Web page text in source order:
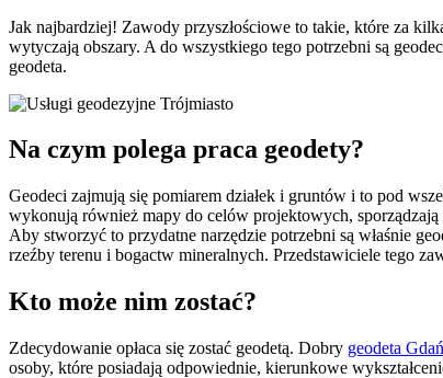
Jak najbardziej! Zawody przyszłościowe to takie, które za
wytyczają obszary. A do wszystkiego tego potrzebni są
geodeta.
Na czym polega praca geodety?
Geodeci zajmują się pomiarem działek i gruntów i to pod
wykonują również mapy do celów projektowych, sporządzają
Aby stworzyć to przydatne narzędzie potrzebni są właśnie
rzeźby terenu i bogactw mineralnych. Przedstawiciele tego
Kto może nim zostać?
Zdecydowanie opłaca się zostać geodetą. Dobry geodeta
osoby, które posiadają odpowiednie, kierunkowe